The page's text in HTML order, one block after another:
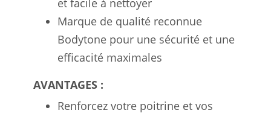
et facile à nettoyer
Marque de qualité reconnue
Bodytone pour une sécurité et une
efficacité maximales
AVANTAGES :
Renforcez votre poitrine et vos